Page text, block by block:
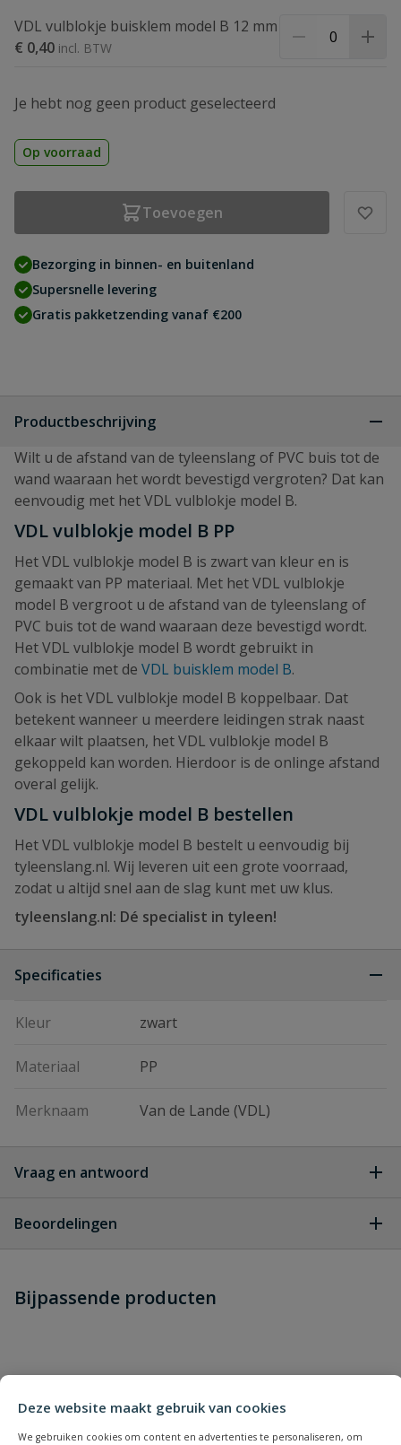
Deze website maakt gebruik van cookies
We gebruiken cookies om content en advertenties te personaliseren, om
VDL vulblokje buisklem model B 12 mm
€ 0,40
Je hebt nog geen product geselecteerd
Op voorraad
Toevoegen
Bezorging in binnen- en buitenland
Supersnelle levering
Gratis pakketzending vanaf €200
Productbeschrijving
Wilt u de afstand van de tyleenslang of PVC buis tot de
wand waaraan het wordt bevestigd vergroten? Dat kan
eenvoudig met het VDL vulblokje model B.
VDL vulblokje model B PP
Het VDL vulblokje model B is zwart van kleur en is
gemaakt van PP materiaal. Met het VDL vulblokje
model B vergroot u de afstand van de tyleenslang of
PVC buis tot de wand waaraan deze bevestigd wordt.
Het VDL vulblokje model B wordt gebruikt in
combinatie met de VDL buisklem model B.
Ook is het VDL vulblokje model B koppelbaar. Dat
betekent wanneer u meerdere leidingen strak naast
elkaar wilt plaatsen, het VDL vulblokje model B
gekoppeld kan worden. Hierdoor is de onlinge afstand
overal gelijk.
VDL vulblokje model B bestellen
Het VDL vulblokje model B bestelt u eenvoudig bij
tyleenslang.nl. Wij leveren uit een grote voorraad,
zodat u altijd snel aan de slag kunt met uw klus.
tyleenslang.nl: Dé specialist in tyleen!
Specificaties
Kleur zwart
Materiaal PP
Merknaam Van de Lande (VDL)
Vraag en antwoord
dit product?
Beoordelingen
Schrijf zelf een beoordeling
Bijpassende producten